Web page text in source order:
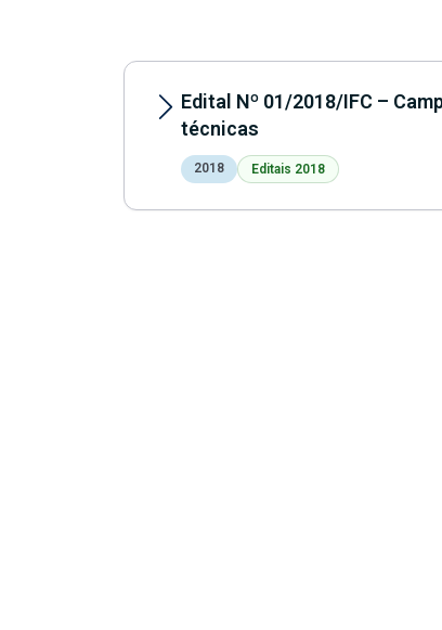
Edital Nº 01/2018/IFC –
técnicas
2018 Editais 2018